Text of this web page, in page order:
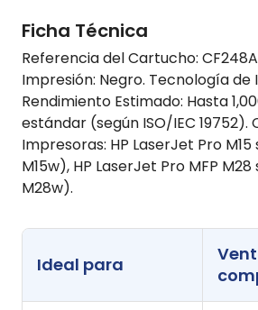
Ficha Técnica
Referencia del Cartucho:
Impresión: Negro. Tecnología de
Rendimiento Estimado: Hasta
estándar (según ISO/IEC
Impresoras: HP LaserJet Pro M15
M15w), HP LaserJet Pro MFP
M28w).
Ideal para